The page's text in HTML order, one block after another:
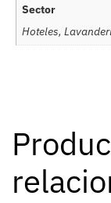
Sector
Hoteles,